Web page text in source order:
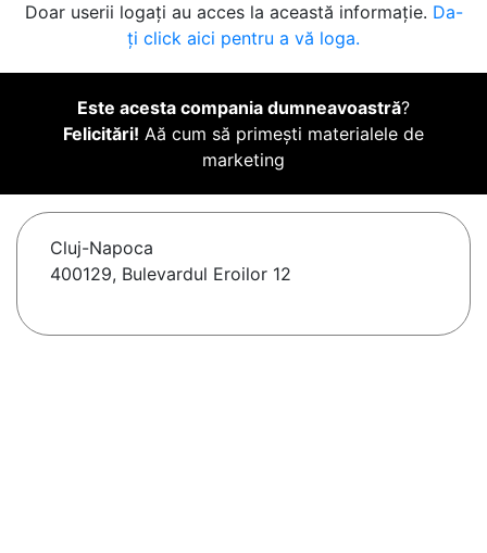
Doar userii logați au acces la această informație. Da-
ți click aici pentru a vă loga.
Este acesta compania dumneavoastră?
Felicitări! Aă cum să primești materialele de
marketing
Cluj-Napoca
400129, Bulevardul Eroilor 12